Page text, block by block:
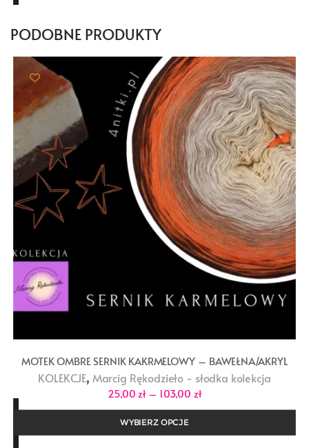
PODOBNE PRODUKTY
MOTEK OMBRE SERNIK KAKRMELOWY – BAWEŁNA/AKRYL
KOLEKCJE, Marcig Rękodzieło - słodka kolekcja
25,00 zł – 103,00 złZakres
od
do
WYBIERZ OPCJE